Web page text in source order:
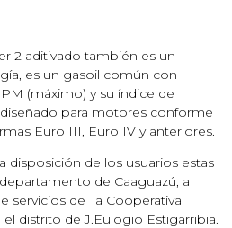
2 aditivado también es un
es un gasoil común con
(máximo) y su índice de
para motores conforme
Euro III, Euro IV y anteriores.
disposición de los usuarios estas
de Caaguazú, a
servicios de la Cooperativa
distrito de J.Eulogio Estigarribia.